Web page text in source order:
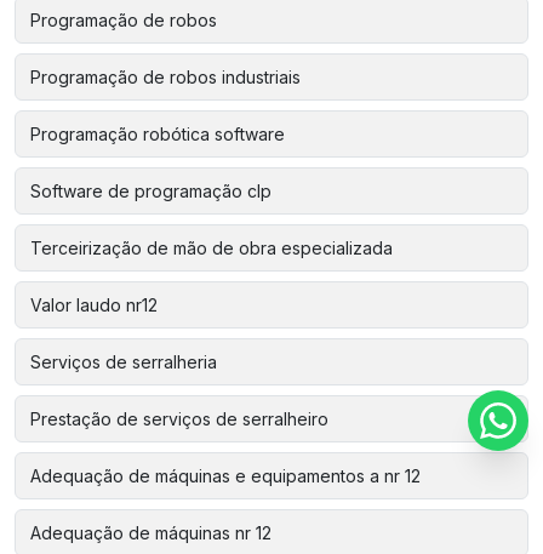
Programação de robos
Programação de robos industriais
Programação robótica software
Software de programação clp
Terceirização de mão de obra especializada
Valor laudo nr12
Serviços de serralheria
Prestação de serviços de serralheiro
Adequação de máquinas e equipamentos a nr 12
Adequação de máquinas nr 12